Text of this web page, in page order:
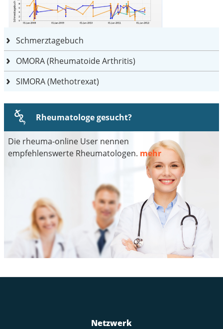
Schmerztagebuch
OMORA (Rheumatoide Arthritis)
SIMORA (Methotrexat)
Rheumatologe gesucht?
Die rheuma-online User nennen
empfehlenswerte Rheumatologen. mehr
Netzwerk